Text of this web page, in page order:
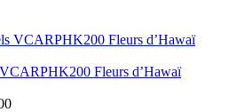
Fleurs d’Hawaï